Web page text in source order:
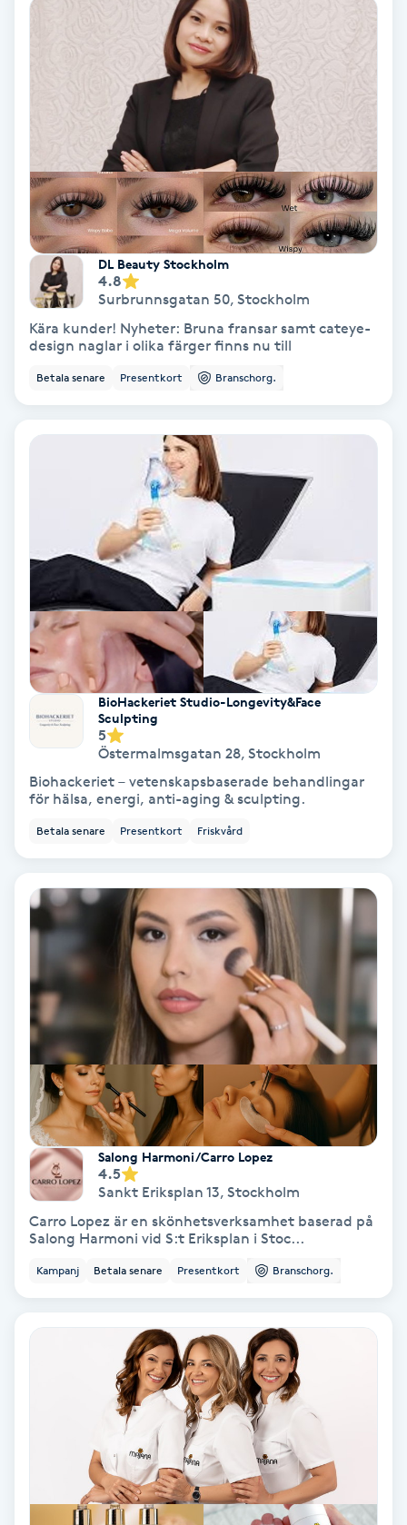
Optiker
Ortobionomi
Ortopedi
Osteopati
Pedikyr
Permanent hårborttagning
Permanent ögonbrynsmakeup
Personal shopper
Personlig tränare
Picolaser
Pigmentbehandling
Pigmentfläckar
Plastikkirurgi
Powder brows
Power Yoga
PRP (Platelet Rich Plasma)
DL Beauty Stockholm
4.8
Surbrunnsgatan 50, Stockholm
Kära kunder! Nyheter: Bruna fransar samt cateye-
design naglar i olika färger finns nu till
Betala senare Presentkort Branschorg.
BioHackeriet Studio-Longevity&Face
Sculpting
5
Östermalmsgatan 28, Stockholm
Biohackeriet – vetenskapsbaserade behandlingar
för hälsa, energi, anti-aging & sculpting.
Betala senare Presentkort Friskvård
Salong Harmoni/Carro Lopez
4.5
Sankt Eriksplan 13, Stockholm
Carro Lopez är en skönhetsverksamhet baserad på
Salong Harmoni vid S:t Eriksplan i Stoc...
Kampanj Betala senare Presentkort Branschorg.